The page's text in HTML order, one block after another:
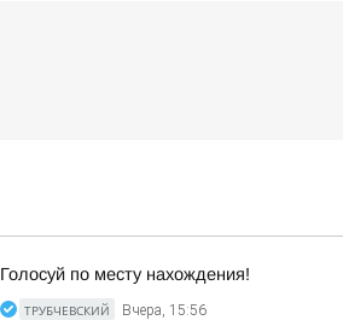
Голосуй по месту нахождения!
ТРУБЧЕВСКИЙ Вчера, 15:56